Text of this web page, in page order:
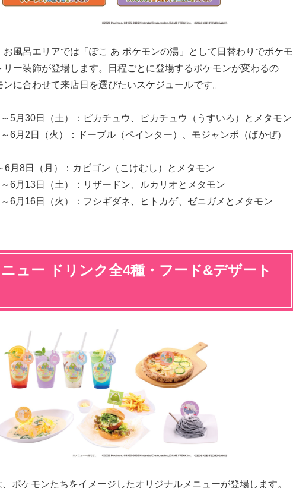
お風呂エリアでは「ぽこ あ ポケモンの湯」として日替わりでポケモ
リー装飾が登場します。日程ごとに登場するポケモンが変わるの
に合わせて来店日を選びたいスケジュールです。
～5月30日（土）：ピカチュウ、ピカチュウ（うすいろ）とメタモン
6月2日（火）：ドーブル（ペインター）、モジャンボ（ばかぜ）
6月8日（月）：カビゴン（こけむし）とメタモン
～6月13日（土）：リザードン、ルカリオとメタモン
～6月16日（火）：フシギダネ、ヒトカゲ、ゼニガメとメタモン
ュー ドリンク全4種・フード&デザート
ポケモンたちをイメージしたオリジナルメニューが登場します。